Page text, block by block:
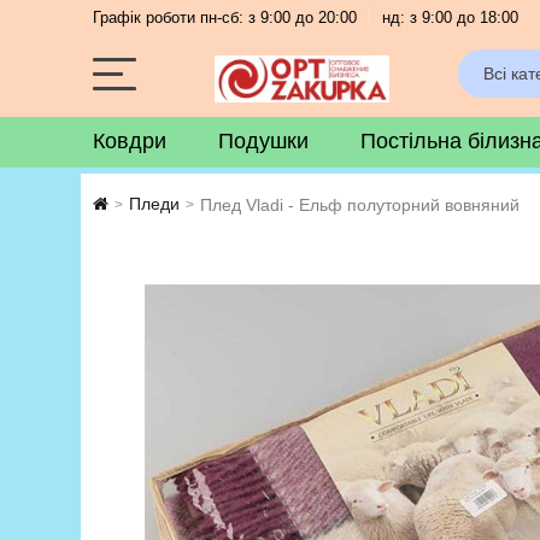
Графік роботи пн-сб: з 9:00 до 20:00 нд: з 9:00 до 18:00
Всі
Ковдри Подушки Постільна
> Пледи > Плед Vladi - Ельф полуторний вовняний